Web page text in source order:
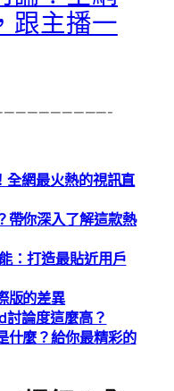
跟主播一
網最火熱的視訊直
帶你深入了解這款熱
：打造最貼近用戶
版的差異
論度這麼高？
什麼？給你最精彩的